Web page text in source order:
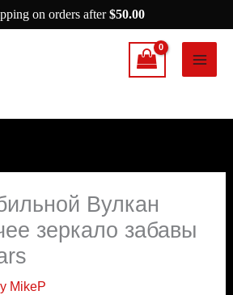
Вулкан
зеркало забавы
MikeP
on orders after$50.00